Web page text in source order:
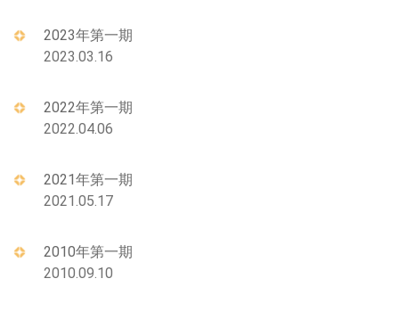
2023年第一期
2023.03.16
2022年第一期
2022.04.06
2021年第一期
2021.05.17
2010年第一期
2010.09.10